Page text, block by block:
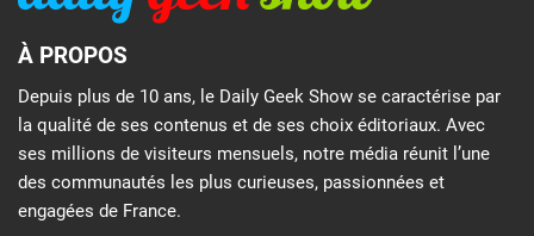
À PROPOS
Depuis plus de 10 ans, le Daily Geek Show se caractérise par
la qualité de ses contenus et de ses choix éditoriaux. Avec
ses millions de visiteurs mensuels, notre média réunit l’une
des communautés les plus curieuses, passionnées et
engagées de France.